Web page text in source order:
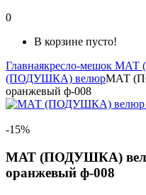
0
В корзине пусто!
Главнаякресло-мешок
(ПОДУШКА) велюрМАТ
оранжевый ф-008
-15%
МАТ (ПОДУШКА)
оранжевый ф-008